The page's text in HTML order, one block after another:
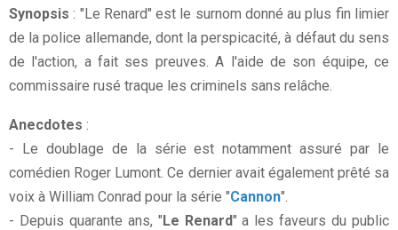
Synopsis : "Le Renard" est le surnom donné au plus fin limier
de la police allemande, dont la perspicacité, à défaut du sens
de l'action, a fait ses preuves. A l'aide de son équipe, ce
commissaire rusé traque les criminels sans relâche.
Anecdotes :
- Le doublage de la série est notamment assuré par le
comédien Roger Lumont. Ce dernier avait également prêté sa
voix à William Conrad pour la série "Cannon".
- Depuis quarante ans, "Le Renard" a les faveurs du public